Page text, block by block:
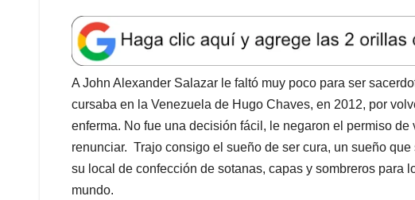
a
t
s
A
p
p
e
b
o
o
k
k
e
d
I
n
l
e
a
d
s
A John Alexander Salazar le faltó muy poco para ser
cursaba en la Venezuela de Hugo Chaves, en 2012, por
enferma. No fue una decisión fácil, le negaron el permiso
renunciar. Trajo consigo el sueño de ser cura, un sueño
su local de confección de sotanas, capas y sombreros para
mundo.